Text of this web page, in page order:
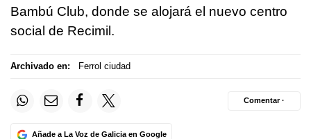
Bambú Club, donde se alojará el nuevo centro
social de Recimil.
Archivado en: Ferrol ciudad
Añade a La Voz de Galicia en Google
Comentar ·